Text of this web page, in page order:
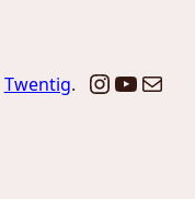
Twentig. Mail